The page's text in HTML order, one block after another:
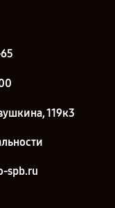
119к3
spb.ru